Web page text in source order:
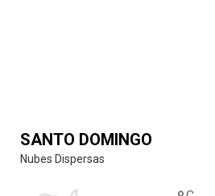
SANTO DOMINGO
Nubes Dispersas